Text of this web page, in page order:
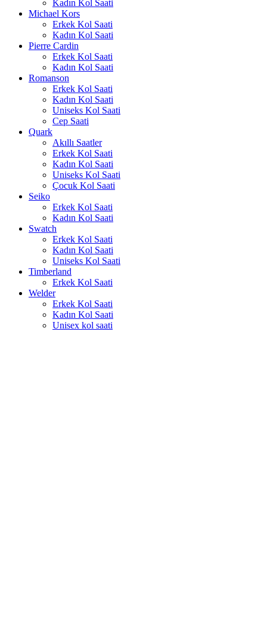
Kadın Kol Saati
Michael Kors
Erkek Kol Saati
Kadın Kol Saati
Pierre Cardin
Erkek Kol Saati
Kadın Kol Saati
Romanson
Erkek Kol Saati
Kadın Kol Saati
Uniseks Kol Saati
Cep Saati
Quark
Akıllı Saatler
Erkek Kol Saati
Kadın Kol Saati
Uniseks Kol Saati
Çocuk Kol Saati
Seiko
Erkek Kol Saati
Kadın Kol Saati
Swatch
Erkek Kol Saati
Kadın Kol Saati
Uniseks Kol Saati
Timberland
Erkek Kol Saati
Welder
Erkek Kol Saati
Kadın Kol Saati
Unisex kol saati